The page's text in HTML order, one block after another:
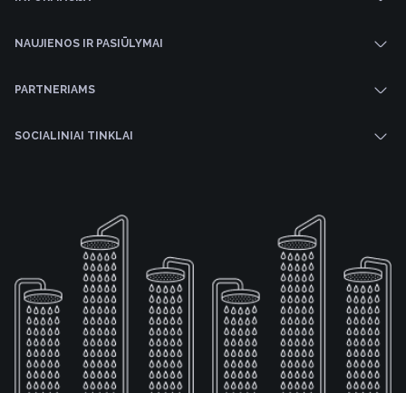
NAUJIENOS IR PASIŪLYMAI
PARTNERIAMS
SOCIALINIAI TINKLAI